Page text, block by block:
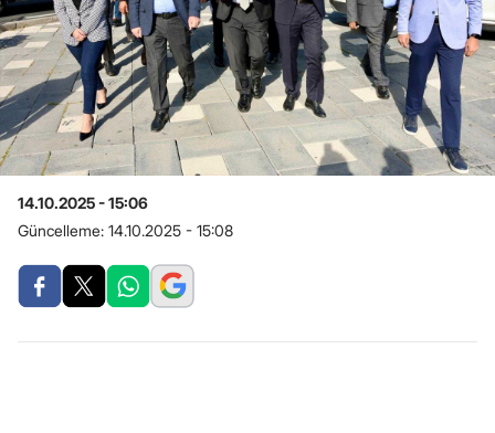
14.10.2025 - 15:06
Güncelleme: 14.10.2025 - 15:08